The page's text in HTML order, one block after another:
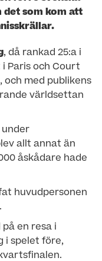
det som kom att
, då rankad 25:a i
Paris och Court
och med publikens
världsettan
under
allt annat än
åskådare hade
huvudpersonen
en resa i
i spelet före,